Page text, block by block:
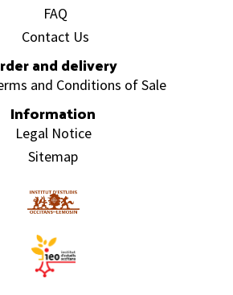
FAQ
Contact Us
and delivery
and Conditions of Sale
Information
Legal Notice
Sitemap